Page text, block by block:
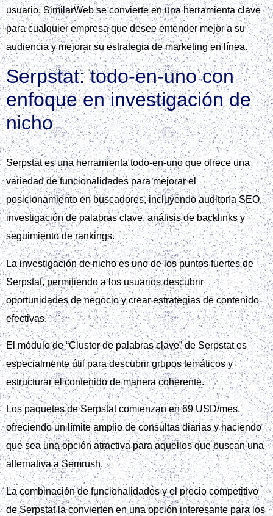
usuario, SimilarWeb se convierte en una herramienta clave
para cualquier empresa que desee entender mejor a su
audiencia y mejorar su estrategia de marketing en línea.
Serpstat: todo‑en‑uno con
enfoque en investigación de
nicho
Serpstat es una herramienta todo-en-uno que ofrece una
variedad de funcionalidades para mejorar el
posicionamiento en buscadores, incluyendo auditoría SEO,
investigación de palabras clave, análisis de backlinks y
seguimiento de rankings.
La investigación de nicho es uno de los puntos fuertes de
Serpstat, permitiendo a los usuarios descubrir
oportunidades de negocio y crear estrategias de contenido
efectivas.
El módulo de “Cluster de palabras clave” de Serpstat es
especialmente útil para descubrir grupos temáticos y
estructurar el contenido de manera coherente.
Los paquetes de Serpstat comienzan en 69 USD/mes,
ofreciendo un límite amplio de consultas diarias y haciendo
que sea una opción atractiva para aquellos que buscan una
alternativa a Semrush.
La combinación de funcionalidades y el precio competitivo
de Serpstat la convierten en una opción interesante para los